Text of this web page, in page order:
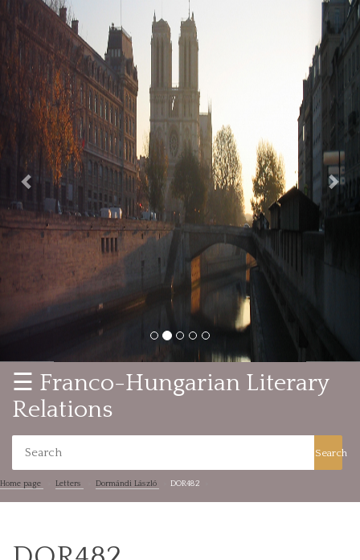
Previous
☰ Franco-Hungarian Literary
Relations
Search
Home page Letters Dormándi László DOR482